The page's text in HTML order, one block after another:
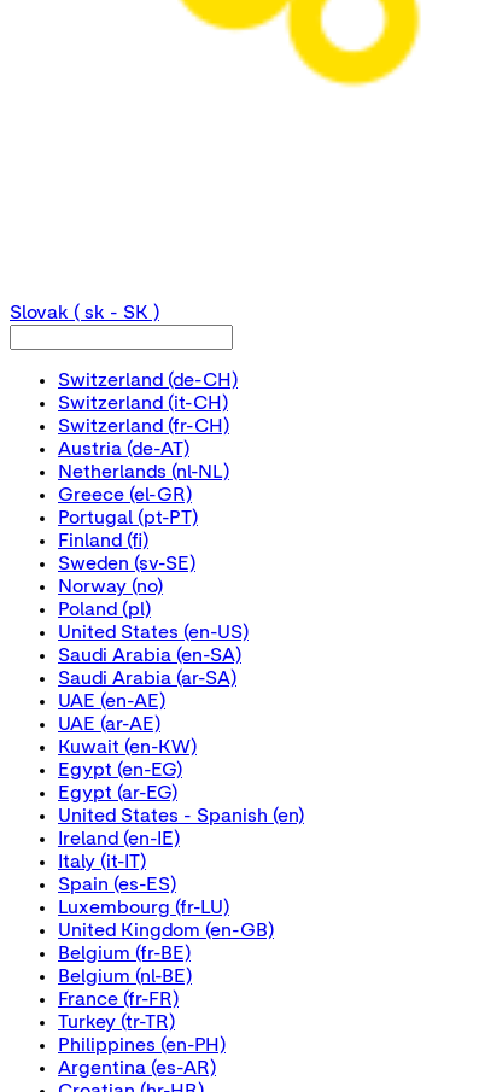
Slovak ( sk - SK )
Switzerland (de-CH)
Switzerland (it-CH)
Switzerland (fr-CH)
Austria (de-AT)
Netherlands (nl-NL)
Greece (el-GR)
Portugal (pt-PT)
Finland (fi)
Sweden (sv-SE)
Norway (no)
Poland (pl)
United States (en-US)
Saudi Arabia (en-SA)
Saudi Arabia (ar-SA)
UAE (en-AE)
UAE (ar-AE)
Kuwait (en-KW)
Egypt (en-EG)
Egypt (ar-EG)
United States - Spanish (en)
Ireland (en-IE)
Italy (it-IT)
Spain (es-ES)
Luxembourg (fr-LU)
United Kingdom (en-GB)
Belgium (fr-BE)
Belgium (nl-BE)
France (fr-FR)
Turkey (tr-TR)
Philippines (en-PH)
Argentina (es-AR)